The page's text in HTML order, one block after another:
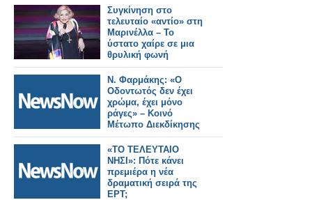
Συγκίνηση στο
τελευταίο «αντίο» στη
Μαρινέλλα – Το
ύστατο χαίρε σε μια
θρυλική φωνή
Ν. Φαρμάκης: «Ο
Οδοντωτός δεν έχει
χρώμα, έχει μόνο
ράγες» – Κοινό
Μέτωπο Διεκδίκησης
«ΤΟ ΤΕΛΕΥΤΑΙΟ
ΝΗΣΙ»: Πότε κάνει
πρεμιέρα η νέα
δραματική σειρά της
ΕΡΤ;